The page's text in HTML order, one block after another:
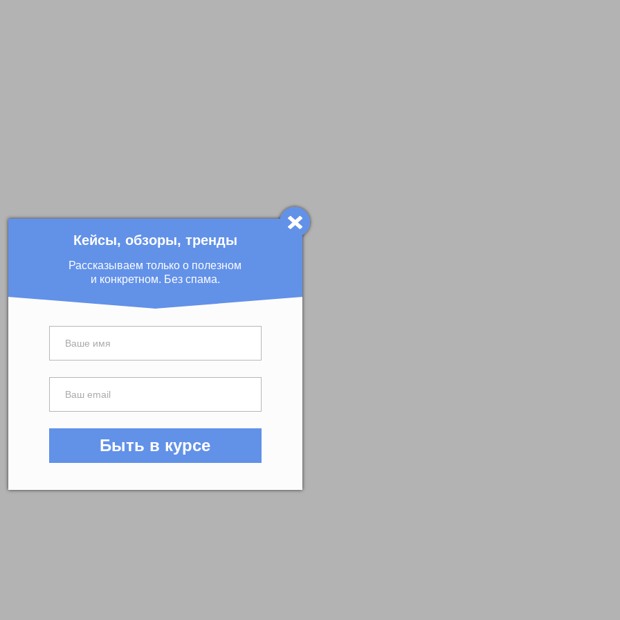
Кейсы, обзоры, тренды
Рассказываем только о полезном
и конкретном. Без спама.
Быть в курсе